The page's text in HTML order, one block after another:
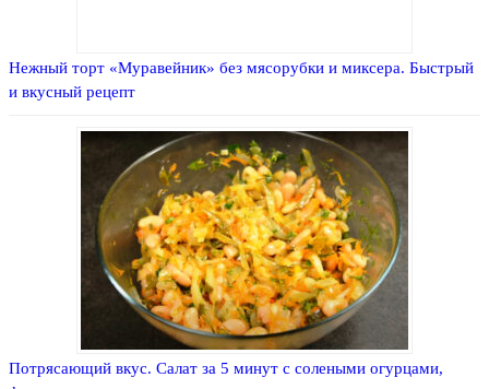
Нежный торт «Муравейник» без мясорубки и миксера. Быстрый
и вкусный рецепт
Потрясающий вкус. Салат за 5 минут с солеными огурцами,